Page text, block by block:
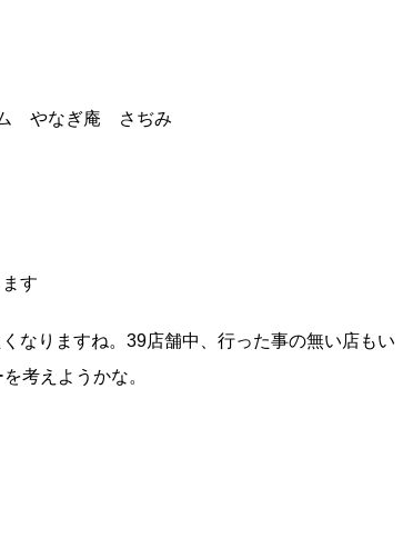
やなぎ庵 さぢみ
す
なりますね。39店舗中、行った事の無い店もい
考えようかな。